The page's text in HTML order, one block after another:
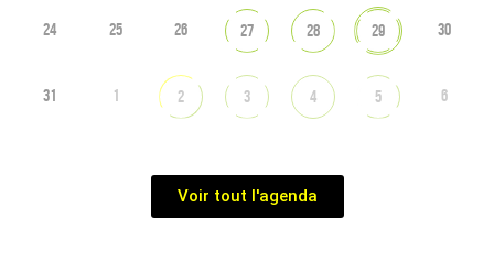
24 25 26 27 28 29 30
31 1 2 3 4 5 6
Voir tout l'agenda